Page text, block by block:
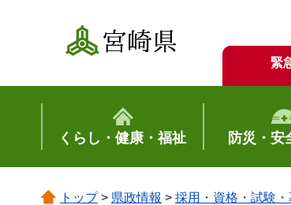
宮崎県
緊
くらし・健康・福祉 防災・安
トップ> 県政情報 > 採用・資格・試験